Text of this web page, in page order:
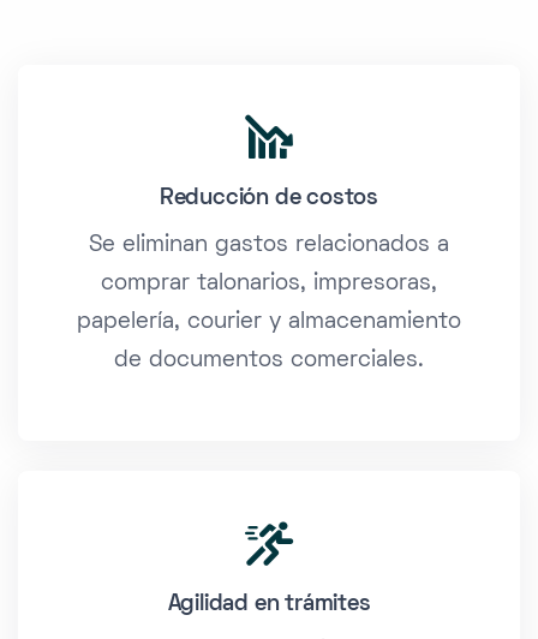
Reducción de costos
Se eliminan gastos relacionados a
comprar talonarios, impresoras,
papelería, courier y almacenamiento
de documentos comerciales.
Agilidad en trámites